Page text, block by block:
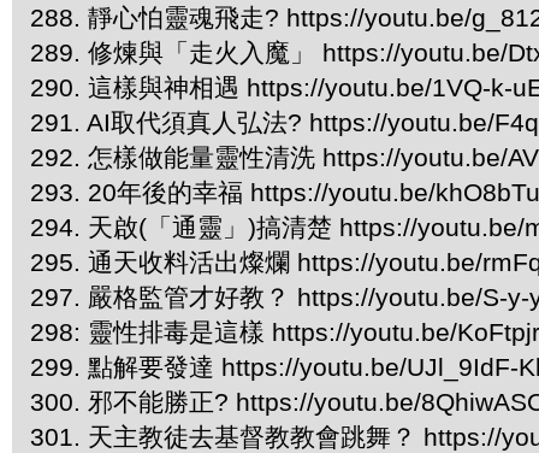
288. 靜心怕靈魂飛走? https://youtu.be/
289. 修煉與「走火入魔」 https://youtu.be/
290. 這樣與神相遇 https://youtu.be/1VQ-k-
291. AI取代須真人弘法? https://youtu.be/
292. 怎樣做能量靈性清洗 https://youtu.be/
293. 20年後的幸福 https://youtu.be/
294. 天啟(「通靈」)搞清楚 https://youtu.be/
295. 通天收料活出燦爛 https://youtu.be/
297. 嚴格監管才好教？ https://youtu.be/S-y-
298: 靈性排毒是這樣 https://youtu.be/
299. 點解要發達 https://youtu.be/UJl_9IdF-
300. 邪不能勝正? https://youtu.be/
301. 天主教徒去基督教教會跳舞？ https://